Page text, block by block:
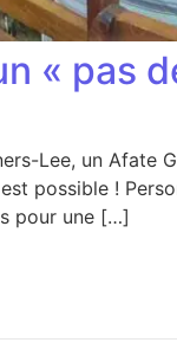
« pas
Lee, un Afate
possible !
pour une […]